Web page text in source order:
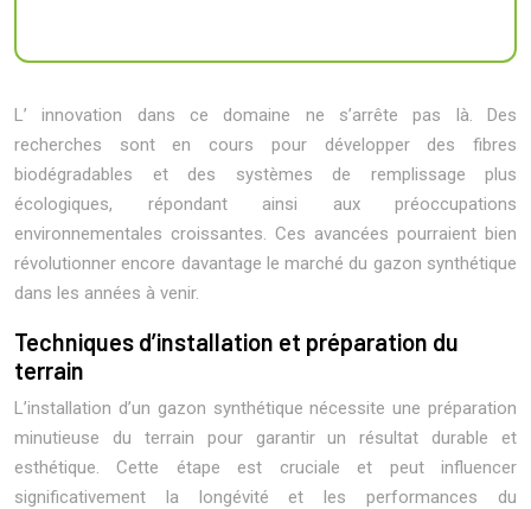
L’ innovation dans ce domaine ne s’arrête pas là. Des
recherches sont en cours pour développer des fibres
biodégradables et des systèmes de remplissage plus
écologiques, répondant ainsi aux préoccupations
environnementales croissantes. Ces avancées pourraient bien
révolutionner encore davantage le marché du gazon synthétique
dans les années à venir.
Techniques d’installation et préparation du
terrain
L’installation d’un gazon synthétique nécessite une préparation
minutieuse du terrain pour garantir un résultat durable et
esthétique. Cette étape est cruciale et peut influencer
significativement la longévité et les performances du